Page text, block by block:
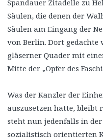
Spandauer Zitadelle zu
Säulen, die denen der
Säulen am Eingang der
von Berlin. Dort gedachte
gläserner Quader mit
Mitte der „Opfer des
Was der Kanzler der
auszusetzen hatte, bleibt
steht nun jedenfalls in der
sozialistisch orientierten